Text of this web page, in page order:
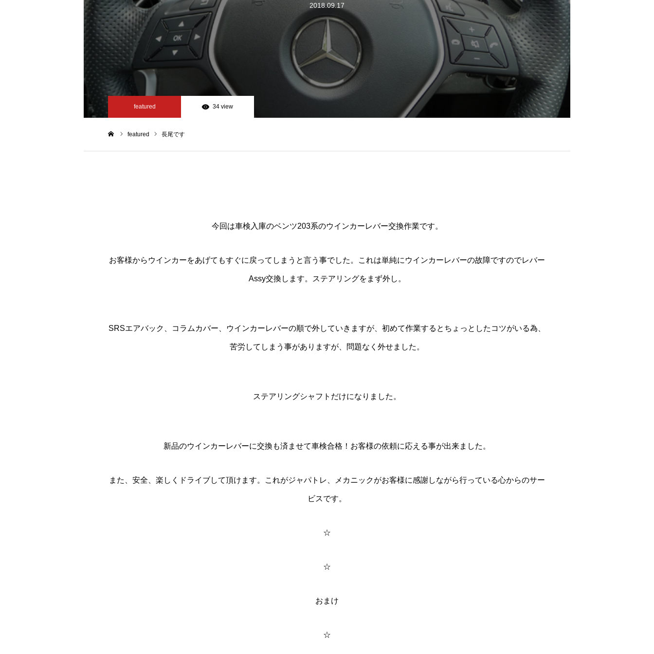
2018.09.17
featured 34 view
featured 長尾です
今回は車検入庫のベンツ203系のウインカーレバー交換作業です。
お客様からウインカーをあげてもすぐに戻ってしまうと言う事でした。これは単純にウインカーレバーの故障ですのでレバー
Assy交換します。ステアリングをまず外し。
SRSエアバック、コラムカバー、ウインカーレバーの順で外していきますが、初めて作業するとちょっとしたコツがいる為、
苦労してしまう事がありますが、問題なく外せました。
ステアリングシャフトだけになりました。
新品のウインカーレバーに交換も済ませて車検合格！お客様の依頼に応える事が出来ました。
また、安全、楽しくドライブして頂けます。これがジャパトレ、メカニックがお客様に感謝しながら行っている心からのサー
ビスです。
☆
☆
おまけ
☆